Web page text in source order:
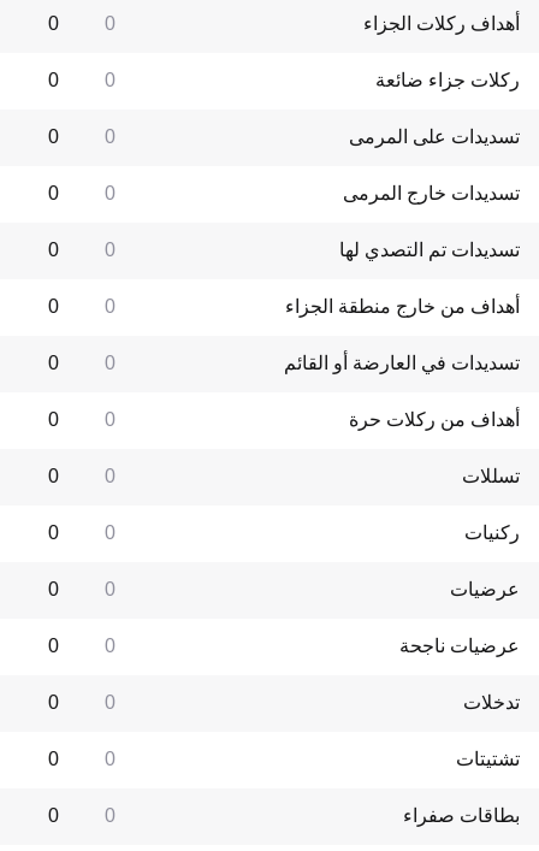
أهداف ركلات الجزاء 0
0
ركلات جزاء ضائعة 0
0
تسديدات على المرمى 0
0
تسديدات خارج المرمى 0
0
تسديدات تم التصدي لها 0
0
أهداف من خارج منطقة الجزاء 0
0
تسديدات في العارضة أو القائم 0
0
أهداف من ركلات حرة 0
0
تسللات 0
0
ركنيات 0
0
عرضيات 0
0
عرضيات ناجحة 0
0
تدخلات 0
0
تشتيتات 0
0
بطاقات صفراء 0
0